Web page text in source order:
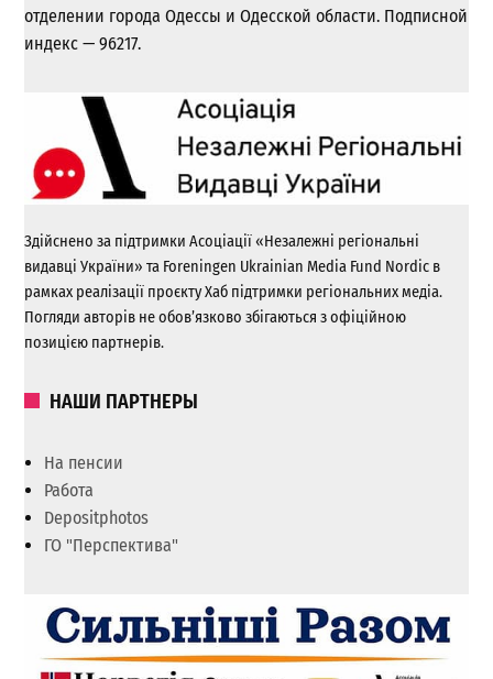
отделении города Одессы и Одесской области. Подписной
индекс — 96217.
Здійснено за підтримки Асоціації «Незалежні регіональні
видавці України» та Foreningen Ukrainian Media Fund Nordic в
рамках реалізації проєкту Хаб підтримки регіональних медіа.
Погляди авторів не обов’язково збігаються з офіційною
позицією партнерів.
НАШИ ПАРТНЕРЫ
На пенсии
Работа
Depositphotos
ГО "Перспектива"